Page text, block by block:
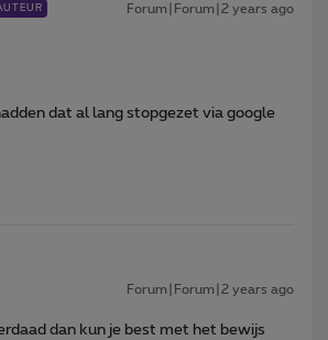
Forum|Forum|2 years ago
dat al lang stopgezet via google
Forum|Forum|2 years ago
dan kun je best met het bewijs